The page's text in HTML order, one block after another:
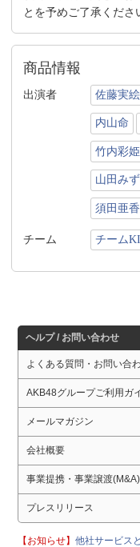
とを予めご了承くださ
商品情報
出演者 佐藤実
内山命
竹内彩姫
山田み
須田亜
チーム チーム
ヘルプ / お問い合わせ
よくある質問・お問い合
AKB48グループご利用ガ
メールマガジン
会社概要
事業提携・事業譲渡(M&A)
プレスリリース
【お知らせ】他社サービス